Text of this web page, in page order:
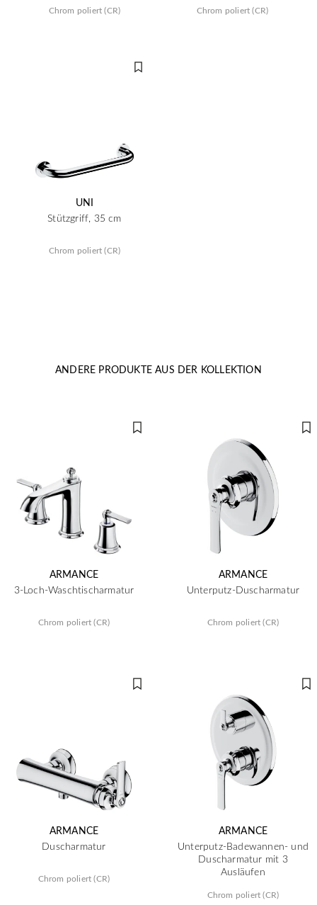
Chrom poliert (CR) Chrom poliert (CR)
UNI
Stützgriff, 35 cm
Chrom poliert (CR)
ANDERE PRODUKTE AUS DER KOLLEKTION
ARMANCE
3-Loch-Waschtischarmatur
Chrom poliert (CR)
ARMANCE
Unterputz-Duscharmatur
Chrom poliert (CR)
ARMANCE
Duscharmatur
Chrom poliert (CR)
ARMANCE
Unterputz-Badewannen- und
Duscharmatur mit 3
Ausläufen
Chrom poliert (CR)